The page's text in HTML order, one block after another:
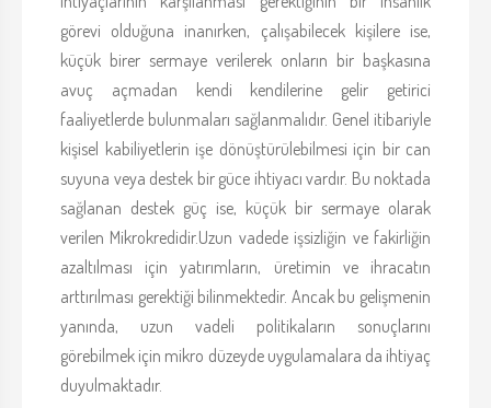
görevi olduğuna inanırken, çalışabilecek kişilere ise,
küçük birer sermaye verilerek onların bir başkasına
avuç açmadan kendi kendilerine gelir getirici
faaliyetlerde bulunmaları sağlanmalıdır. Genel itibariyle
kişisel kabiliyetlerin işe dönüştürülebilmesi için bir can
suyuna veya destek bir güce ihtiyacı vardır. Bu noktada
sağlanan destek güç ise, küçük bir sermaye olarak
verilen Mikrokredidir.Uzun vadede işsizliğin ve fakirliğin
azaltılması için yatırımların, üretimin ve ihracatın
arttırılması gerektiği bilinmektedir. Ancak bu gelişmenin
yanında, uzun vadeli politikaların sonuçlarını
görebilmek için mikro düzeyde uygulamalara da ihtiyaç
duyulmaktadır.